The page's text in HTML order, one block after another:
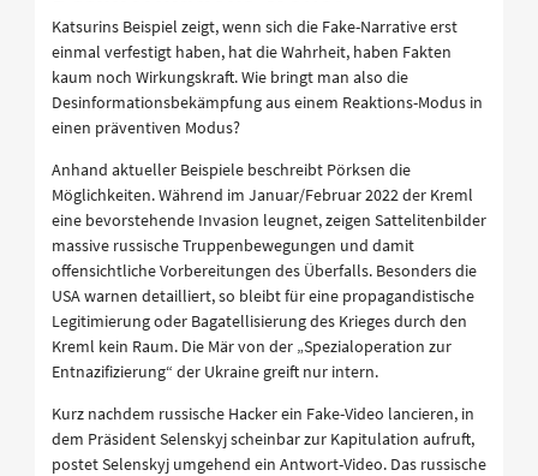
Katsurins Beispiel zeigt, wenn sich die Fake-Narrative erst
einmal verfestigt haben, hat die Wahrheit, haben Fakten
kaum noch Wirkungskraft. Wie bringt man also die
Desinformationsbekämpfung aus einem Reaktions-Modus in
einen präventiven Modus?
Anhand aktueller Beispiele beschreibt Pörksen die
Möglichkeiten. Während im Januar/Februar 2022 der Kreml
eine bevorstehende Invasion leugnet, zeigen Sattelitenbilder
massive russische Truppenbewegungen und damit
offensichtliche Vorbereitungen des Überfalls. Besonders die
USA warnen detailliert, so bleibt für eine propagandistische
Legitimierung oder Bagatellisierung des Krieges durch den
Kreml kein Raum. Die Mär von der „Spezialoperation zur
Entnazifizierung“ der Ukraine greift nur intern.
Kurz nachdem russische Hacker ein Fake-Video lancieren, in
dem Präsident Selenskyj scheinbar zur Kapitulation aufruft,
postet Selenskyj umgehend ein Antwort-Video. Das russische